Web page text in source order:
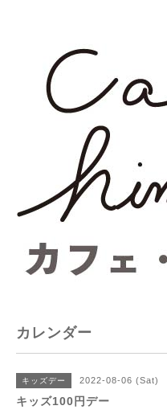
カレンダー
キッズデー 2022-08-06 (Sat)
キッズ100円デー